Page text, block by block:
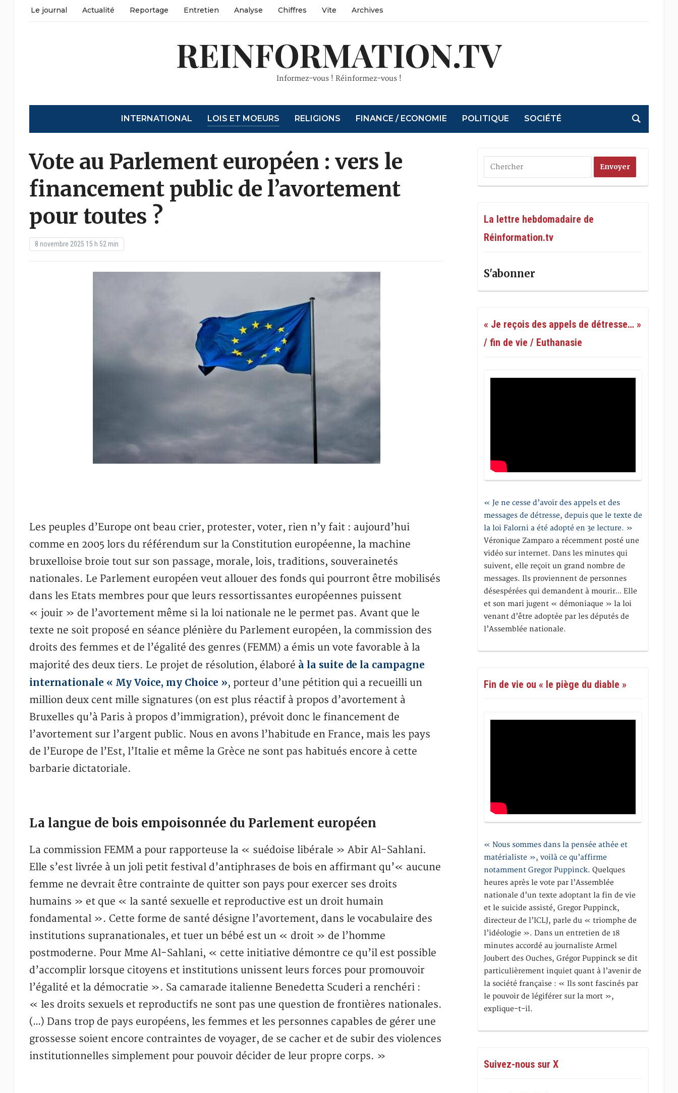
Le journal Actualité Reportage Entretien Analyse Chiffres Vite Archives
REINFORMATION.TV
Informez-vous ! Réinformez-vous !
INTERNATIONAL LOIS ET MOEURS RELIGIONS FINANCE / ECONOMIE POLITIQUE SOCIÉTÉ
Vote au Parlement européen : vers le
financement public de l’avortement
pour toutes ?
8 novembre 2025 15 h 52 min
Les peuples d’Europe ont beau crier, protester, voter, rien n’y fait : aujourd’hui
comme en 2005 lors du référendum sur la Constitution européenne, la machine
bruxelloise broie tout sur son passage, morale, lois, traditions, souverainetés
nationales. Le Parlement européen veut allouer des fonds qui pourront être mobilisés
dans les Etats membres pour que leurs ressortissantes européennes puissent
« jouir » de l’avortement même si la loi nationale ne le permet pas. Avant que le
texte ne soit proposé en séance plénière du Parlement européen, la commission des
droits des femmes et de l’égalité des genres (FEMM) a émis un vote favorable à la
majorité des deux tiers. Le projet de résolution, élaboré à la suite de la campagne
internationale « My Voice, my Choice », porteur d’une pétition qui a recueilli un
million deux cent mille signatures (on est plus réactif à propos d’avortement à
Bruxelles qu’à Paris à propos d’immigration), prévoit donc le financement de
l’avortement sur l’argent public. Nous en avons l’habitude en France, mais les pays
de l’Europe de l’Est, l’Italie et même la Grèce ne sont pas habitués encore à cette
barbarie dictatoriale.
La langue de bois empoisonnée du Parlement européen
La commission FEMM a pour rapporteuse la « suédoise libérale » Abir Al-Sahlani.
Elle s’est livrée à un joli petit festival d’antiphrases de bois en affirmant qu’« aucune
femme ne devrait être contrainte de quitter son pays pour exercer ses droits
humains » et que « la santé sexuelle et reproductive est un droit humain
fondamental ». Cette forme de santé désigne l’avortement, dans le vocabulaire des
institutions supranationales, et tuer un bébé est un « droit » de l’homme
postmoderne. Pour Mme Al-Sahlani, « cette initiative démontre ce qu’il est possible
d’accomplir lorsque citoyens et institutions unissent leurs forces pour promouvoir
l’égalité et la démocratie ». Sa camarade italienne Benedetta Scuderi a renchéri :
« les droits sexuels et reproductifs ne sont pas une question de frontières nationales.
(…) Dans trop de pays européens, les femmes et les personnes capables de gérer une
grossesse soient encore contraintes de voyager, de se cacher et de subir des violences
institutionnelles simplement pour pouvoir décider de leur propre corps. »
La lettre hebdomadaire de
Réinformation.tv
S'abonner
« Je reçois des appels de détresse… »
/ fin de vie / Euthanasie
« Je ne cesse d’avoir des appels et des
messages de détresse, depuis que le texte de
la loi Falorni a été adopté en 3e lecture. »
Véronique Zamparo a récemment posté une
vidéo sur internet. Dans les minutes qui
suivent, elle reçoit un grand nombre de
messages. Ils proviennent de personnes
désespérées qui demandent à mourir… Elle
et son mari jugent « démoniaque » la loi
venant d’être adoptée par les députés de
l’Assemblée nationale.
Fin de vie ou « le piège du diable »
« Nous sommes dans la pensée athée et
matérialiste », voilà ce qu’affirme
notamment Gregor Puppinck. Quelques
heures après le vote par l’Assemblée
nationale d’un texte adoptant la fin de vie
et le suicide assisté, Gregor Puppinck,
directeur de l’ICLJ, parle du « triomphe de
l’idéologie ». Dans un entretien de 18
minutes accordé au journaliste Armel
Joubert des Ouches, Grégor Puppinck se dit
particulièrement inquiet quant à l’avenir de
la société française : « Ils sont fascinés par
le pouvoir de légiférer sur la mort »,
explique-t-il.
Suivez-nous sur X